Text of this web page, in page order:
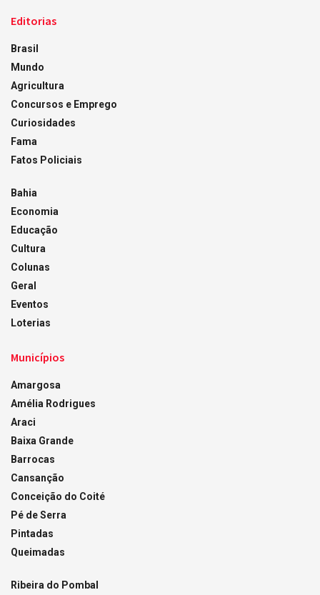
Editorias
Brasil
Mundo
Agricultura
Concursos e Emprego
Curiosidades
Fama
Fatos Policiais
Bahia
Economia
Educação
Cultura
Colunas
Geral
Eventos
Loterias
Municípios
Amargosa
Amélia Rodrigues
Araci
Baixa Grande
Barrocas
Cansanção
Conceição do Coité
Pé de Serra
Pintadas
Queimadas
Ribeira do Pombal